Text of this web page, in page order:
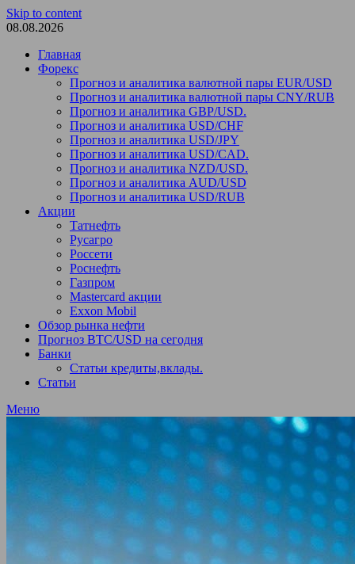
Skip to content
08.08.2026
Главная
Форекс
Прогноз и аналитика валютной пары EUR/USD
Прогноз и аналитика валютной пары CNY/RUB
Прогноз и аналитика GBP/USD.
Прогноз и аналитика USD/CHF
Прогноз и аналитика USD/JPY
Прогноз и аналитика USD/CAD.
Прогноз и аналитика NZD/USD.
Прогноз и аналитика AUD/USD
Прогноз и аналитика USD/RUB
Акции
Татнефть
Русагро
Россети
Роснефть
Газпром
Mastercard акции
Exxon Mobil
Обзор рынка нефти
Прогноз BTC/USD на сегодня
Банки
Статьи кредиты,вклады.
Статьи
Меню